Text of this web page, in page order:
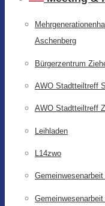
Aschenberg
Bürgerzentrum
AWO Stadtteiltreff
AWO Stadtteiltreff
Leihladen
L14zwo